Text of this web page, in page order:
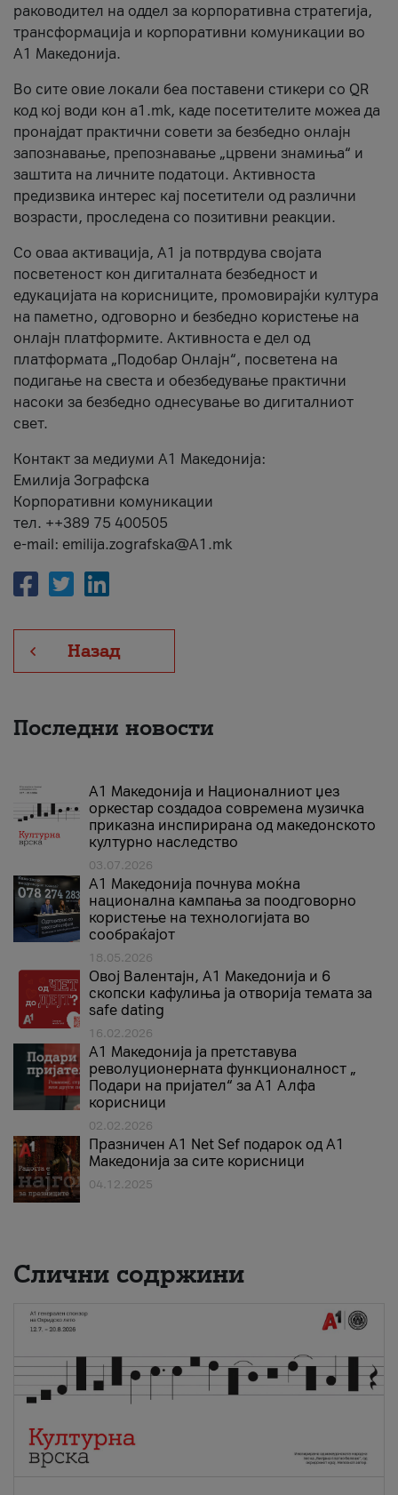
раководител на оддел за корпоративна стратегија,
трансформација и корпоративни комуникации во
А1 Македонија.
Во сите овие локали беа поставени стикери со QR
код кој води кон a1.mk, каде посетителите можеа да
пронајдат практични совети за безбедно онлајн
запознавање, препознавање „црвени знамиња“ и
заштита на личните податоци. Активноста
предизвика интерес кај посетители од различни
возрасти, проследена со позитивни реакции.
Со оваа активација, А1 ја потврдува својата
посветеност кон дигиталната безбедност и
едукацијата на корисниците, промовирајќи култура
на паметно, одговорно и безбедно користење на
онлајн платформите. Активноста е дел од
платформата „Подобар Онлајн“, посветена на
подигање на свеста и обезбедување практични
насоки за безбедно однесување во дигиталниот
свет.
Контакт за медиуми А1 Македонија:
Емилија Зографска
Корпоративни комуникации
тел. ++389 75 400505
e-mail: emilija.zografska@A1.mk
Назад
Последни новости
А1 Македонија и Националниот џез
оркестар создадоа современа музичка
приказна инспирирана од македонското
културно наследство
03.07.2026
A1 Македонија почнува моќна
национална кампања за поодговорно
користење на технологијата во
сообраќајот
18.05.2026
Овој Валентајн, A1 Македонија и 6
скопски кафулиња ја отворија темата за
safe dating
16.02.2026
А1 Македонија ја претставува
револуционерната функционалност „
Подари на пријател“ за А1 Алфа
корисници
02.02.2026
Празничен A1 Net Sеf подарок од А1
Македонија за сите корисници
04.12.2025
Слични содржини